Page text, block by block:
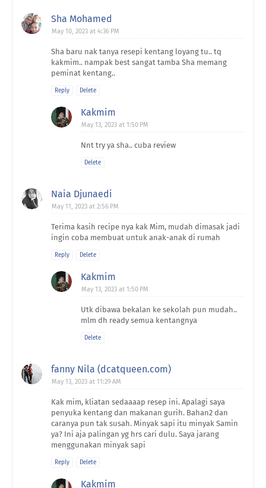
Sha Mohamed
May 10, 2023 at 4:36 PM
Sha baru nak tanya resepi kentang loyang tu.. tq
kakmim.. nampak best sangat tamba Sha memang
peminat kentang..
Reply Delete
Kakmim
May 13, 2023 at 1:50 PM
Nnt try ya sha.. cuba review
Delete
Naia Djunaedi
May 11, 2023 at 2:56 PM
Terima kasih recipe nya kak Mim, mudah dimasak jadi
ingin coba membuat untuk anak-anak di rumah
Reply Delete
Kakmim
May 13, 2023 at 1:50 PM
Utk dibawa bekalan ke sekolah pun mudah..
mlm dh ready semua kentangnya
Delete
fanny Nila (dcatqueen.com)
May 13, 2023 at 11:29 AM
Kak mim, kliatan sedaaaap resep ini. Apalagi saya
penyuka kentang dan makanan gurih. Bahan2 dan
caranya pun tak susah. Minyak sapi itu minyak Samin
ya? Ini aja palingan yg hrs cari dulu. Saya jarang
menggunakan minyak sapi
Reply Delete
Kakmim